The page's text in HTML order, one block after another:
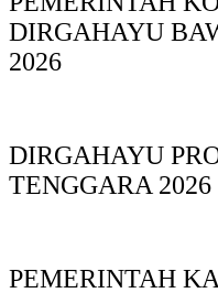
DIRGAHAYU
2026
DIRGAHAYU
TENGGARA 2026
PEMERINTAH